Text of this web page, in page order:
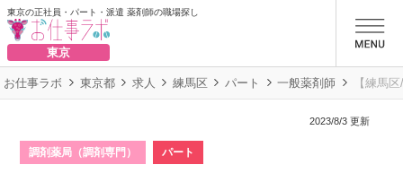
東京の正社員・パート・派遣 薬剤師の職場探し
東京
お仕事ラボ 東京都 求人 練馬区 パート 一般薬剤師 【練馬
2023/8/3 更新
調剤薬局（調剤専門） パート